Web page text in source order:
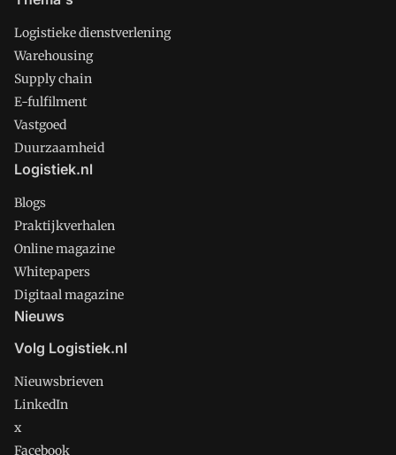
Logistieke dienstverlening
Warehousing
Supply chain
E-fulfilment
Vastgoed
Duurzaamheid
Logistiek.nl
Blogs
Praktijkverhalen
Online magazine
Whitepapers
Digitaal magazine
Nieuws
Volg Logistiek.nl
Nieuwsbrieven
LinkedIn
x
Facebook